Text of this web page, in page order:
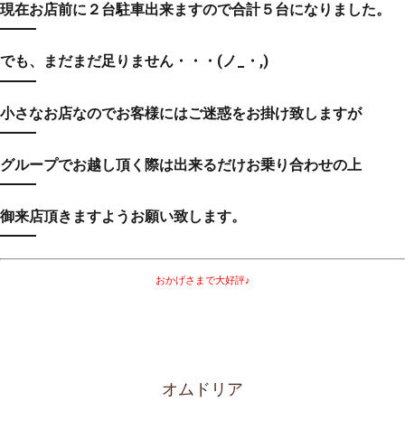
現在お店前に２台駐車出来ますので合計５台になりました。
でも、まだまだ足りません・・・(ノ_・,)
小さなお店なのでお客様にはご迷惑をお掛け致しますが
グループでお越し頂く際は出来るだけお乗り合わせの上
御来店頂きますようお願い致します。
おかげさまで大好評♪
オムドリア